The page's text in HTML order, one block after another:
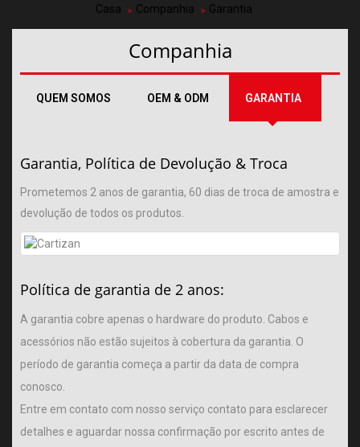
Casa Companhia Garantia
Companhia
QUEM SOMOS OEM & ODM GARANTIA
Garantia, Política de Devolução & Troca
Prometemos 2 anos de garantia, 60 dias de troca de amostra e
devolução de todos os produtos.
Política de garantia de 2 anos:
A garantia cobre apenas o hardware do produto. Cabos e
acessórios não estão sujeitos à cobertura da garantia. O
período de garantia começa a partir da data de compra
conosco.
Entre em contato com nosso serviço contato para esclarecer
detalhes e aguardar nossa confirmação por escrito antes de